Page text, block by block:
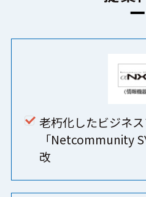
老朽化したビジネ
「Netcommunity
改